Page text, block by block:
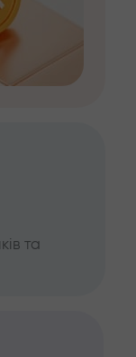
та